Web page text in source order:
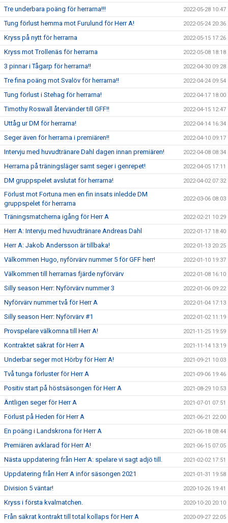
Tre underbara poäng för herrarna!!! 2022-05-28 10:47
Tung förlust hemma mot Furulund för Herr A! 2022-05-24 20:36
Kryss på nytt för herrarna 2022-05-15 17:26
Kryss mot Trollenäs för herrarna 2022-05-08 18:18
3 pinnar i Tågarp för herrarna!! 2022-04-30 09:28
Tre fina poäng mot Svalöv för herrarna!! 2022-04-24 09:54
Tung förlust i Stehag för herrarna! 2022-04-17 18:00
Timothy Roswall återvänder till GFF!! 2022-04-15 12:47
Uttåg ur DM för herrarna! 2022-04-14 16:34
Seger även för herrarna i premiären!! 2022-04-10 09:17
Intervju med huvudtränare Dahl dagen innan premiären! 2022-04-08 08:34
Herrarna på träningsläger samt seger i genrepet! 2022-04-05 17:11
DM gruppspelet avslutat för herrarna! 2022-04-02 07:32
Förlust mot Fortuna men en fin insats inledde DM
gruppspelet för herrarna
2022-03-06 08:03
Träningsmatcherna igång för Herr A 2022-02-21 10:29
Herr A: Intervju med huvudtränare Andreas Dahl 2022-01-17 18:40
Herr A: Jakob Andersson är tillbaka! 2022-01-13 20:25
Välkommen Hugo, nyförvärv nummer 5 för GFF herr! 2022-01-10 19:37
Välkommen till herrarnas fjärde nyförvärv 2022-01-08 16:10
Silly season Herr: Nyförvärv nummer 3 2022-01-06 09:22
Nyförvärv nummer två för Herr A 2022-01-04 17:13
Silly season Herr: Nyförvärv #1 2022-01-02 11:19
Provspelare välkomna till Herr A! 2021-11-25 19:59
Kontraktet säkrat för Herr A 2021-11-14 13:19
Underbar seger mot Hörby för Herr A! 2021-09-21 10:03
Två tunga förluster för Herr A 2021-09-06 19:46
Positiv start på höstsäsongen för Herr A 2021-08-29 10:53
Äntligen seger för Herr A 2021-07-01 07:51
Förlust på Heden för Herr A 2021-06-21 22:00
En poäng i Landskrona för Herr A 2021-06-18 08:44
Premiären avklarad för Herr A! 2021-06-15 07:05
Nästa uppdatering från Herr A: spelare vi sagt adjö till. 2021-02-02 17:51
Uppdatering från Herr A inför säsongen 2021 2021-01-31 19:58
Division 5 väntar! 2020-10-26 19:41
Kryss i första kvalmatchen. 2020-10-20 20:10
Från säkrat kontrakt till total kollaps för Herr A 2020-09-27 22:05